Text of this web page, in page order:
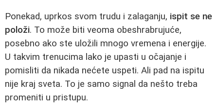
Ponekad, uprkos svom trudu i zalaganju, ispit se ne
položi. To može biti veoma obeshrabrujuće,
posebno ako ste uložili mnogo vremena i energije.
U takvim trenucima lako je upasti u očajanje i
pomisliti da nikada nećete uspeti. Ali pad na ispitu
nije kraj sveta. To je samo signal da nešto treba
promeniti u pristupu.